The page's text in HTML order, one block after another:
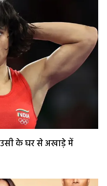
के घर से अखाड़े में